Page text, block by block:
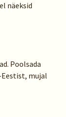
näeksid
Poolsada
mujal